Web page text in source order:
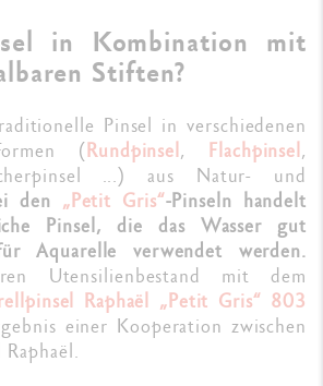
in Kombination mit
Stiften?
Pinsel in verschiedenen
(Rundpinsel , Flachpinsel ,
...) aus Natur- und
den „Petit Gris“-Pinseln handelt
Pinsel, die das Wasser gut
Aquarelle verwendet werden.
Utensilienbestand mit dem
Raphaël „Petit Gris“ 803
einer Kooperation zwischen
Raphaël.